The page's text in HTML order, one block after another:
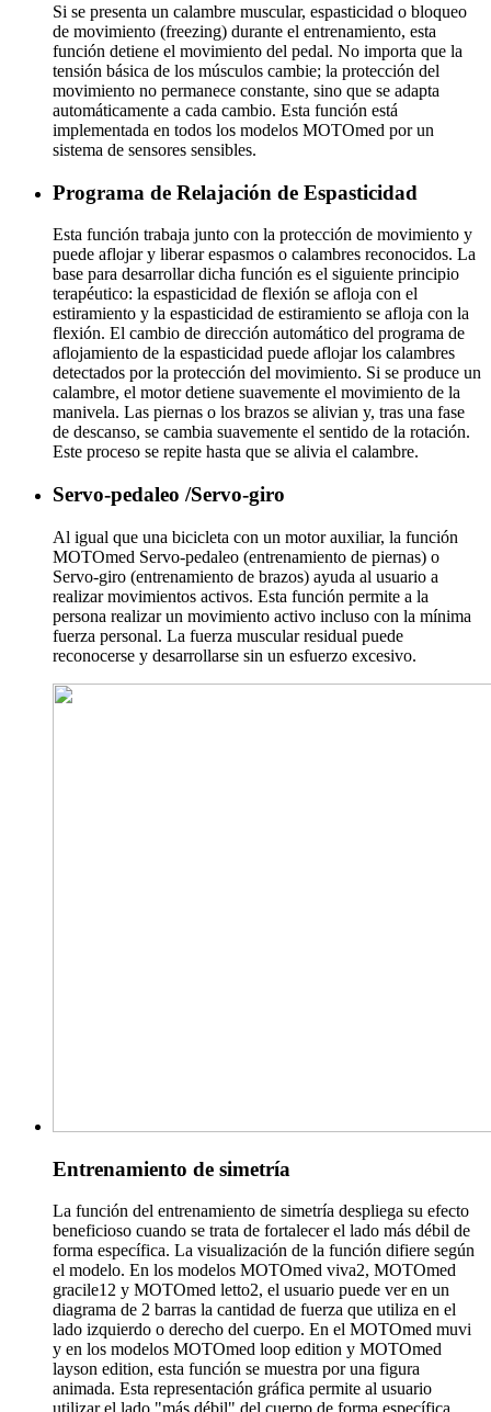
Si se presenta un calambre muscular, espasticidad o bloqueo
de movimiento (freezing) durante el entrenamiento, esta
función detiene el movimiento del pedal. No importa que la
tensión básica de los músculos cambie; la protección del
movimiento no permanece constante, sino que se adapta
automáticamente a cada cambio. Esta función está
implementada en todos los modelos MOTOmed por un
sistema de sensores sensibles.
Programa de Relajación de Espasticidad
Esta función trabaja junto con la protección de movimiento y
puede aflojar y liberar espasmos o calambres reconocidos. La
base para desarrollar dicha función es el siguiente principio
terapéutico: la espasticidad de flexión se afloja con el
estiramiento y la espasticidad de estiramiento se afloja con la
flexión. El cambio de dirección automático del programa de
aflojamiento de la espasticidad puede aflojar los calambres
detectados por la protección del movimiento. Si se produce un
calambre, el motor detiene suavemente el movimiento de la
manivela. Las piernas o los brazos se alivian y, tras una fase
de descanso, se cambia suavemente el sentido de la rotación.
Este proceso se repite hasta que se alivia el calambre.
Servo-pedaleo /Servo-giro
Al igual que una bicicleta con un motor auxiliar, la función
MOTOmed Servo-pedaleo (entrenamiento de piernas) o
Servo-giro (entrenamiento de brazos) ayuda al usuario a
realizar movimientos activos. Esta función permite a la
persona realizar un movimiento activo incluso con la mínima
fuerza personal. La fuerza muscular residual puede
reconocerse y desarrollarse sin un esfuerzo excesivo.
Entrenamiento de simetría
La función del entrenamiento de simetría despliega su efecto
beneficioso cuando se trata de fortalecer el lado más débil de
forma específica. La visualización de la función difiere según
el modelo. En los modelos MOTOmed viva2, MOTOmed
gracile12 y MOTOmed letto2, el usuario puede ver en un
diagrama de 2 barras la cantidad de fuerza que utiliza en el
lado izquierdo o derecho del cuerpo. En el MOTOmed muvi
y en los modelos MOTOmed loop edition y MOTOmed
layson edition, esta función se muestra por una figura
animada. Esta representación gráfica permite al usuario